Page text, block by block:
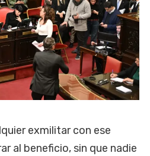
exmilitar con ese
al beneficio, sin que nadie